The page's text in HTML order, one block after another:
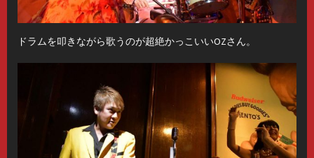
ドラムを叩きながら歌うのが超絶かっこいいOZさん。